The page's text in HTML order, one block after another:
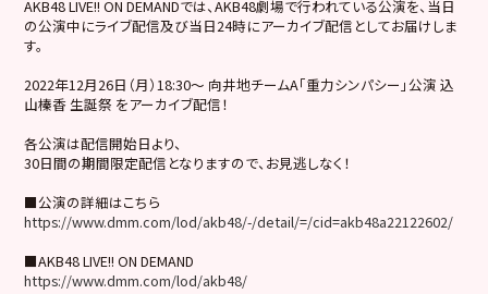
AKB48 LIVE!! ON DEMANDでは、AKB48劇場で行われている公演を、当日
の公演中にライブ配信及び当日24時にアーカイブ配信としてお届けしま
す。
2022年12月26日（月）18:30～ 向井地チームA「重力シンパシー」公演 込
山榛香 生誕祭 をアーカイブ配信！
各公演は配信開始日より、
30日間の期間限定配信となりますので、お見逃しなく！
■公演の詳細はこちら
https://www.dmm.com/lod/akb48/-/detail/=/cid=akb48a22122602/
■AKB48 LIVE!! ON DEMAND
https://www.dmm.com/lod/akb48/